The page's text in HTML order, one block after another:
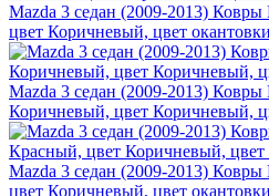
Mazda 3 седан (2009-2013)
цвет Коричневый, цвет
Mazda 3 седан (2009-2013)
Коричневый, цвет Коричневый,
Mazda 3 седан (2009-2013)
цвет Коричневый, цвет